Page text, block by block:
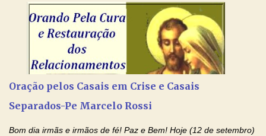
Senhor Jesus Cristo, vosso Filho, na unidade do Espírito Santo.
Amém. Novena a Nhá Chica (Oração para obter os favores
celestiais através da intercessão da Serva de Deus Nhá Chica)
(Rezar durante nove dias seguidos ou intercalados) Nhá Chica,
recorro a vós como intercessora entre a Bondade Divina e as
entregueis nas mãos do Santíssimo o meu pedido urgente (Fazer
o pedido). Acolhei, Nhá Chica, no vosso coração bondoso as
Oração pelos Casais em Crise e Casais
Separados-Pe Marcelo Rossi
Bom dia irmãs e irmãos de fé! Paz e Bem! Hoje (12 de setembro)